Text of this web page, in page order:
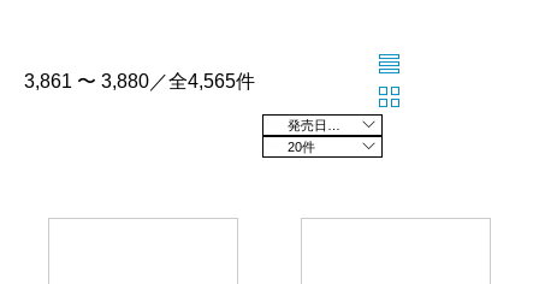
3,861 〜 3,880／全4,565件
20件